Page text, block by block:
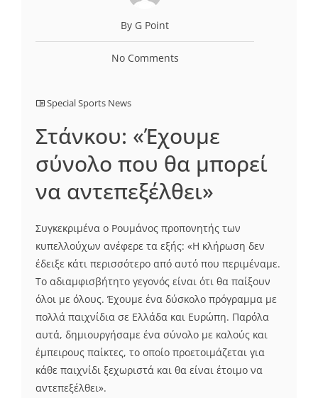
By G Point
No Comments
Special Sports News
Στάνκου: «Έχουμε
σύνολο που θα μπορεί
να αντεπεξέλθει»
Συγκεκριμένα ο Ρουμάνος προπονητής των
κυπελλούχων ανέφερε τα εξής: «Η κλήρωση δεν
έδειξε κάτι περισσότερο από αυτό που περιμέναμε.
Το αδιαμφισβήτητο γεγονός είναι ότι θα παίξουν
όλοι με όλους. Έχουμε ένα δύσκολο πρόγραμμα με
πολλά παιχνίδια σε Ελλάδα και Ευρώπη. Παρόλα
αυτά, δημιουργήσαμε ένα σύνολο με καλούς και
έμπειρους παίκτες, το οποίο προετοιμάζεται για
κάθε παιχνίδι ξεχωριστά και θα είναι έτοιμο να
αντεπεξέλθει».